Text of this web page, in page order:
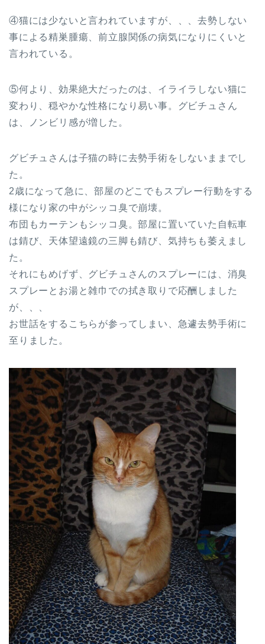
④猫には少ないと言われていますが、、、去勢しない
事による精巣腫瘍、前立腺関係の病気になりにくいと
言われている。
⑤何より、効果絶大だったのは、イライラしない猫に
変わり、穏やかな性格になり易い事。グビチュさん
は、ノンビリ感が増した。
グビチュさんは子猫の時に去勢手術をしないままでし
た。
2歳になって急に、部屋のどこでもスプレー行動をする
様になり家の中がシッコ臭で崩壊。
布団もカーテンもシッコ臭。部屋に置いていた自転車
は錆び、天体望遠鏡の三脚も錆び、気持ちも萎えまし
た。
それにもめげず、グビチュさんのスプレーには、消臭
スプレーとお湯と雑巾での拭き取りで応酬しました
が、、、
お世話をするこちらが参ってしまい、急遽去勢手術に
至りました。